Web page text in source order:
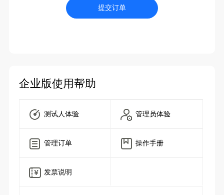
提交订单
企业版使用帮助
测试人体验 管理员体验
管理订单 操作手册
发票说明